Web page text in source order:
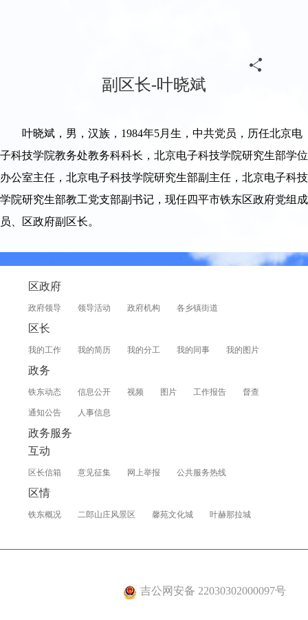
副区长-叶晓斌
叶晓斌，男，汉族，1984年5月生，中共党员，历任北京电
子科技学院教务处教务科科长，北京电子科技学院研究生部学位
办公室主任，北京电子科技学院研究生部副主任，北京电子科技
学院研究生部教工党支部副书记，现任四平市铁东区政府党组成
员、区政府副区长。
区政府
政府领导 领导活动 政府机构 各乡镇街道
区长
我的工作 我的简历 我的分工 我的同事 我的图片
政务
铁东动态 信息公开 视频 图片 工作报告 督查
通知公告 人事信息
政务服务
互动
区长信箱 意见征集 网上举报 公共服务热线
区情
铁东概况 二郎山庄风景区 馨苑文化城 叶赫那拉城
吉公网安备 22030302000097号